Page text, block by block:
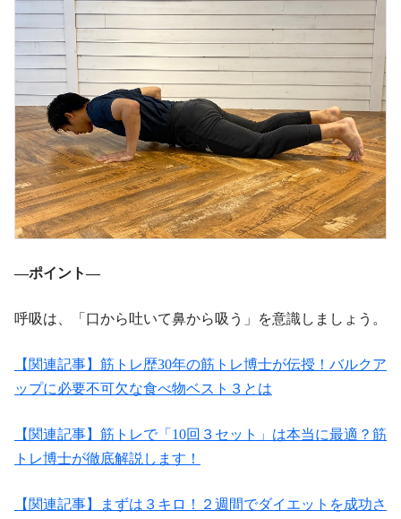
―ポイント―
呼吸は、「口から吐いて鼻から吸う」を意識しましょう。
【関連記事】筋トレ歴30年の筋トレ博士が伝授！バルクア
ップに必要不可欠な食べ物ベスト３とは
【関連記事】筋トレで「10回３セット」は本当に最適？筋
トレ博士が徹底解説します！
【関連記事】まずは３キロ！２週間でダイエットを成功さ